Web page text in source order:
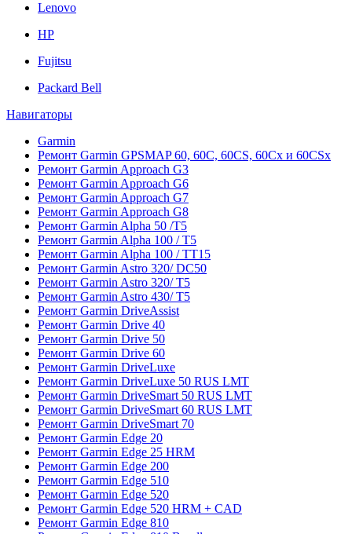
Lenovo
HP
Fujitsu
Packard Bell
Навигаторы
Garmin
Ремонт Garmin GPSMAP 60, 60C, 60CS, 60Cx и 60CSx
Ремонт Garmin Approach G3
Ремонт Garmin Approach G6
Ремонт Garmin Approach G7
Ремонт Garmin Approach G8
Ремонт Garmin Alpha 50 /T5
Ремонт Garmin Alpha 100 / T5
Ремонт Garmin Alpha 100 / TT15
Ремонт Garmin Astro 320/ DC50
Ремонт Garmin Astro 320/ T5
Ремонт Garmin Astro 430/ T5
Ремонт Garmin DriveAssist
Ремонт Garmin Drive 40
Ремонт Garmin Drive 50
Ремонт Garmin Drive 60
Ремонт Garmin DriveLuxe
Ремонт Garmin DriveLuxe 50 RUS LMT
Ремонт Garmin DriveSmart 50 RUS LMT
Ремонт Garmin DriveSmart 60 RUS LMT
Ремонт Garmin DriveSmart 70
Ремонт Garmin Edge 20
Ремонт Garmin Edge 25 HRM
Ремонт Garmin Edge 200
Ремонт Garmin Edge 510
Ремонт Garmin Edge 520
Ремонт Garmin Edge 520 HRM + CAD
Ремонт Garmin Edge 810